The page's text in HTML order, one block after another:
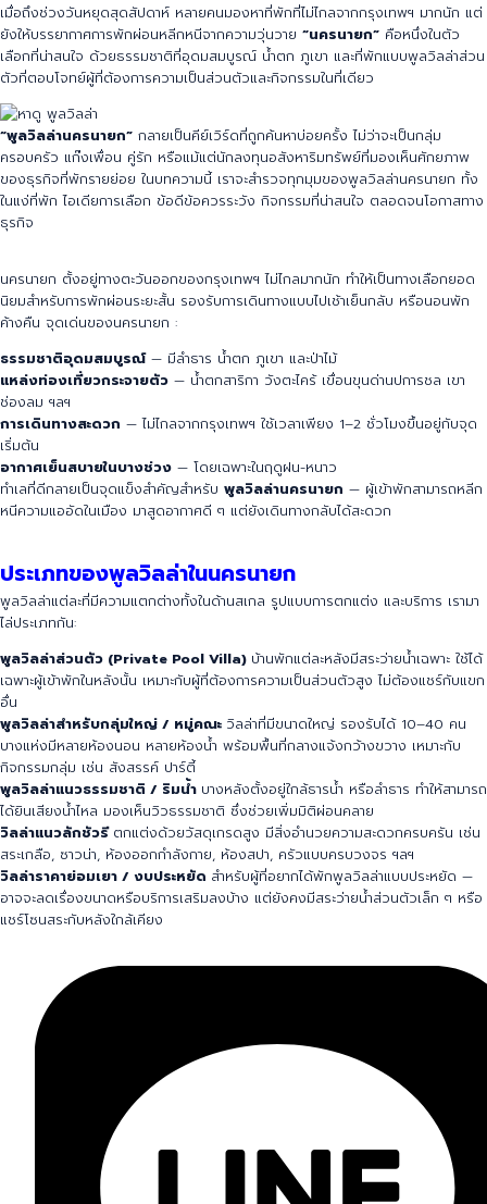
เมื่อถึงช่วงวันหยุดสุดสัปดาห์ หลายคนมองหาที่พักที่ไม่ไกลจากกรุงเทพฯ มากนัก แต่
ยังให้บรรยากาศการพักผ่อนหลีกหนีจากความวุ่นวาย “นครนายก” คือหนึ่งในตัว
เลือกที่น่าสนใจ ด้วยธรรมชาติที่อุดมสมบูรณ์ น้ำตก ภูเขา และที่พักแบบพูลวิลล่าส่วน
ตัวที่ตอบโจทย์ผู้ที่ต้องการความเป็นส่วนตัวและกิจกรรมในที่เดียว
“พูลวิลล่านครนายก” กลายเป็นคีย์เวิร์ดที่ถูกค้นหาบ่อยครั้ง ไม่ว่าจะเป็นกลุ่ม
ครอบครัว แก๊งเพื่อน คู่รัก หรือแม้แต่นักลงทุนอสังหาริมทรัพย์ที่มองเห็นศักยภาพ
ของธุรกิจที่พักรายย่อย ในบทความนี้ เราจะสำรวจทุกมุมของพูลวิลล่านครนายก ทั้ง
ในแง่ที่พัก ไอเดียการเลือก ข้อดีข้อควรระวัง กิจกรรมที่น่าสนใจ ตลอดจนโอกาสทาง
ธุรกิจ
นครนายก ตั้งอยู่ทางตะวันออกของกรุงเทพฯ ไม่ไกลมากนัก ทำให้เป็นทางเลือกยอด
นิยมสำหรับการพักผ่อนระยะสั้น รองรับการเดินทางแบบไปเช้าเย็นกลับ หรือนอนพัก
ค้างคืน จุดเด่นของนครนายก :
ธรรมชาติอุดมสมบูรณ์— มีลำธาร น้ำตก ภูเขา และป่าไม้
แหล่งท่องเที่ยวกระจายตัว — น้ำตกสาริกา วังตะไคร้ เขื่อนขุนด่านปการชล เขา
ช่องลม ฯลฯ
การเดินทางสะดวก — ไม่ไกลจากกรุงเทพฯ ใช้เวลาเพียง 1–2 ชั่วโมงขึ้นอยู่กับจุด
เริ่มต้น
อากาศเย็นสบายในบางช่วง — โดยเฉพาะในฤดูฝน-หนาว
ทำเลที่ดีกลายเป็นจุดแข็งสำคัญสำหรับ พูลวิลล่านครนายก — ผู้เข้าพักสามารถหลีก
หนีความแออัดในเมือง มาสูดอากาศดี ๆ แต่ยังเดินทางกลับได้สะดวก
ประเภทของพูลวิลล่าในนครนายก
พูลวิลล่าแต่ละที่มีความแตกต่างทั้งในด้านสเกล รูปแบบการตกแต่ง และบริการ เรามา
ไล่ประเภทกัน:
พูลวิลล่าส่วนตัว (Private Pool Villa) บ้านพักแต่ละหลังมีสระว่ายน้ำเฉพาะ ใช้ได้
เฉพาะผู้เข้าพักในหลังนั้น เหมาะกับผู้ที่ต้องการความเป็นส่วนตัวสูง ไม่ต้องแชร์กับแขก
อื่น
พูลวิลล่าสำหรับกลุ่มใหญ่ / หมู่คณะ วิลล่าที่มีขนาดใหญ่ รองรับได้ 10–40 คน
บางแห่งมีหลายห้องนอน หลายห้องน้ำ พร้อมพื้นที่กลางแจ้งกว้างขวาง เหมาะกับ
กิจกรรมกลุ่ม เช่น สังสรรค์ ปาร์ตี้
พูลวิลล่าแนวธรรมชาติ / ริมน้ำ บางหลังตั้งอยู่ใกล้ธารน้ำ หรือลำธาร ทำให้สามารถ
ได้ยินเสียงน้ำไหล มองเห็นวิวธรรมชาติ ซึ่งช่วยเพิ่มมิติผ่อนคลาย
วิลล่าแนวลักชัวรี ตกแต่งด้วยวัสดุเกรดสูง มีสิ่งอำนวยความสะดวกครบครัน เช่น
สระเกลือ, ซาวน่า, ห้องออกกำลังกาย, ห้องสปา, ครัวแบบครบวงจร ฯลฯ
วิลล่าราคาย่อมเยา / งบประหยัด สำหรับผู้ที่อยากได้พักพูลวิลล่าแบบประหยัด —
อาจจะลดเรื่องขนาดหรือบริการเสริมลงบ้าง แต่ยังคงมีสระว่ายน้ำส่วนตัวเล็ก ๆ หรือ
แชร์โซนสระกับหลังใกล้เคียง